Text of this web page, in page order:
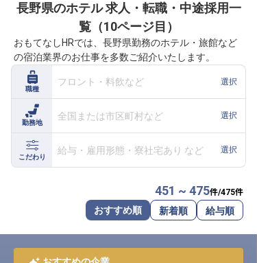
就職・転職 合同説明会
おもてなしHRについて
ご利用の流れ
よくある質問
ホテル・宿泊業界情報コラム
転職サポートに申し込む
採用をお考えの企業様へ
長野県のホテル 求人・転職・中途採用一
覧（10ページ目）
おもてなしHRでは、長野県勤務のホテル・旅館など
の宿泊業界のお仕事を多数ご紹介いたします。
職種
フロント・料飲など 選択
勤務地
全国または市区町村など 選択
こだわり
給与・雇用形態・寮社宅あり など 選択
451 ~ 475件/475件
おすすめ順 新着順 給与順